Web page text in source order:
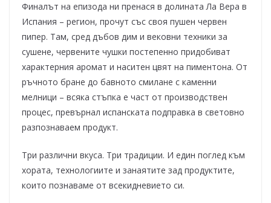
Финалът на епизода ни пренася в долината Ла Вера в
Испания – регион, прочут със своя пушен червен
пипер. Там, сред дъбов дим и вековни техники за
сушене, червените чушки постепенно придобиват
характерния аромат и наситен цвят на пиментона. От
ръчното бране до бавното смилане с каменни
мелници – всяка стъпка е част от производствен
процес, превърнал испанската подправка в световно
разпознаваем продукт.
Три различни вкуса. Три традиции. И един поглед към
хората, технологиите и занаятите зад продуктите,
които познаваме от всекидневието си.